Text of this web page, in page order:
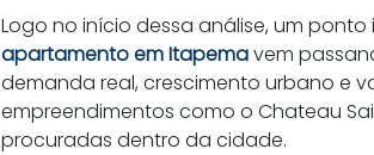
Logo no início dessa análise, um
apartamento em Itapemavem
demanda real, crescimento urbano e
empreendimentos como o Chateau
procuradas dentro da cidade.